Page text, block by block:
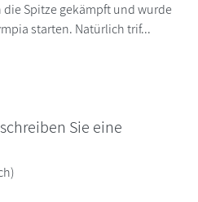
die Spitze gekämpft und wurde
starten. Natürlich trif...
Sie eine